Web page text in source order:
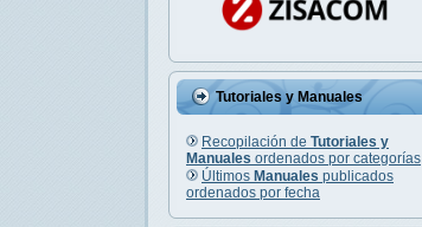
Tutoriales y Manuales
Recopilación de Tutoriales y
Manuales ordenados por categorías
Últimos Manuales publicados
ordenados por fecha